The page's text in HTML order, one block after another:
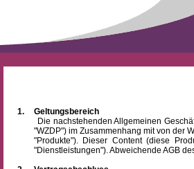
1.
Geltungsbereich
Die nachstehenden Allgemeinen
"WZDP") im Zusammenhang mit von der
"Produkte"). Dieser Content (diese
"Dienstleistungen"). Abweichende AGB